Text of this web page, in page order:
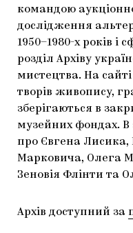
командою
дослідження
1950–1980-х років і
розділ Архіву
мистецтва. На
творів живопису,
зберігаються в
музейних фондах. В
про Євгена Лисика,
Марковича, Олега
Зеновія Флінти та
Архів доступний за